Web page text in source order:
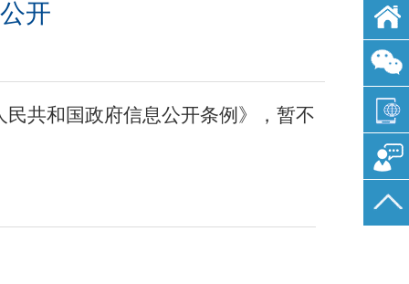
开
共和国政府信息公开条例》，暂不